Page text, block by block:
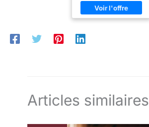
Articles similaires